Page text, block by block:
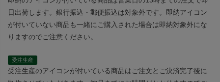
日出荷します。銀行振込・郵便振込は対象外です。即納アイコン
が付いていない商品も一緒にご購入された場合は即納対象外にな
りますのでご注意ください。
受注生産
受注生産のアイコンが付いている商品はご注文とご決済完了後に